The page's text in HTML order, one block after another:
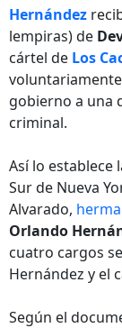
Hernández
lempiras) de
cártel de Los
gobierno a una
criminal.
Así lo establece
Sur de Nueva
Alvarado,
Orlando
cuatro cargos
Hernández y el
Según el